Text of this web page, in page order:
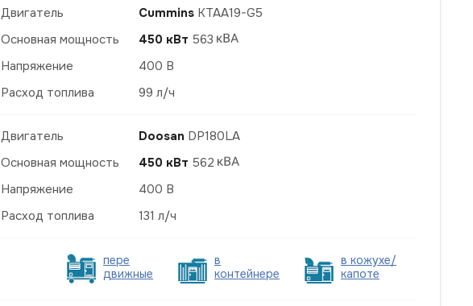
Двигатель Cummins KTAA19-G5
Основная мощность
450 кВт 563
Напряжение
400 В
Расход топлива
99 л/ч
Двигатель Doosan DP180LA
Основная мощность
450 кВт 562
Напряжение
400 В
Расход топлива
131 л/ч
пере
движные
в
контейнере
в кожухе/
капоте